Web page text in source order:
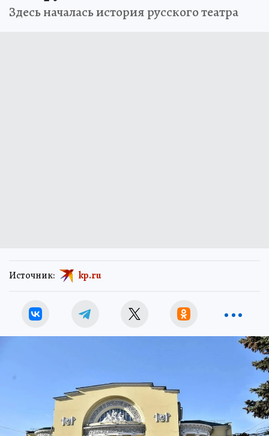
Здесь началась история русского театра
Источник: kp.ru